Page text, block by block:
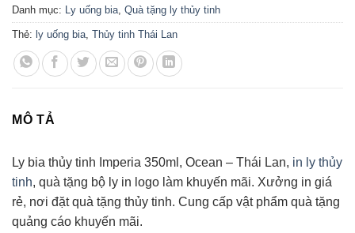
Danh mục: Ly uống bia, Quà tặng ly thủy tinh
Thẻ: ly uống bia, Thủy tinh Thái Lan
MÔ TẢ
Ly bia thủy tinh Imperia 350ml, Ocean – Thái Lan, in ly thủy
tinh, quà tặng bộ ly in logo làm khuyến mãi. Xưởng in giá
rẻ, nơi đặt quà tặng thủy tinh. Cung cấp vật phẩm quà tặng
quảng cáo khuyến mãi.